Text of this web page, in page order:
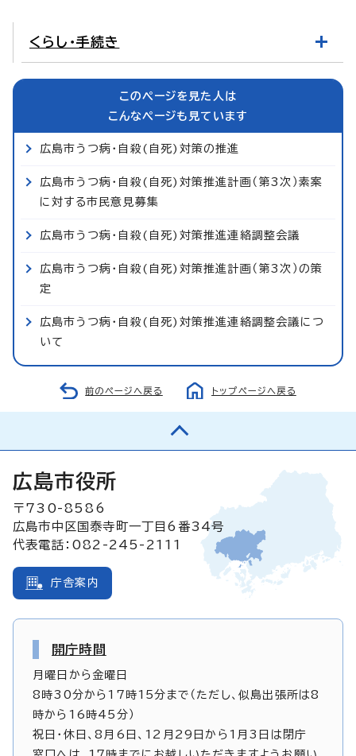
くらし・手続き
このページを見た人は
こんなページも見ています
広島市うつ病・自殺(自死)対策の推進
広島市うつ病・自殺(自死)対策推進計画（第3次）素案
に対する市民意見募集
広島市うつ病・自殺(自死)対策推進連絡調整会議
広島市うつ病・自殺(自死)対策推進計画（第3次）の策
定
広島市うつ病・自殺(自死)対策推進連絡調整会議につ
いて
前のページへ戻る トップページへ戻る
広島市役所
〒730-8586
広島市中区国泰寺町一丁目6番34号
代表電話：082-245-2111
庁舎案内
開庁時間
月曜日から金曜日
8時30分から17時15分まで（ただし、似島出張所は8
時から16時45分）
祝日・休日、8月6日、12月29日から1月3日は閉庁